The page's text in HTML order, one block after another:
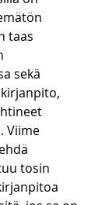
taas
sekä
Viime
tosin